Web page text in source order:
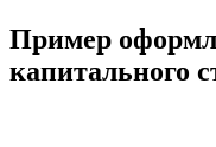
Пример
капитального